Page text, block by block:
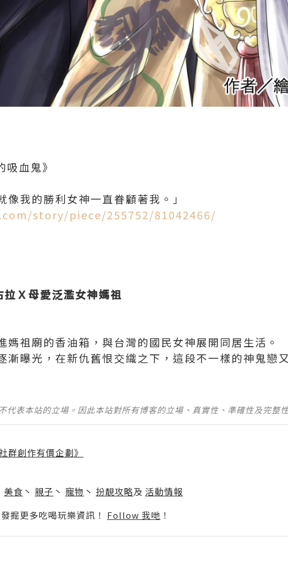
血鬼》
我的勝利女神一直眷顧著我。」
story/piece/255752/81042466/
Ｘ母愛泛濫女神媽祖
媽祖廟的香油箱，與台灣的國民女神展開同居生活。
漸曝光，在新仇舊恨交織之下，這段不一樣的神鬼戀
代表本站的立場。因此本站對所有博客的立場、真實性、準確性及完整
群創作有價企劃》
美食 丶 親子 丶 寵物 丶 扮靚攻略及 活動情報
掘更多吃喝玩樂資訊！ Follow 我哋 ！